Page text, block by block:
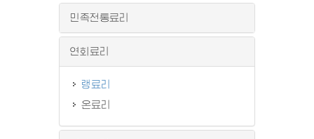
민족전통료리
연회료리
랭료리
온료리